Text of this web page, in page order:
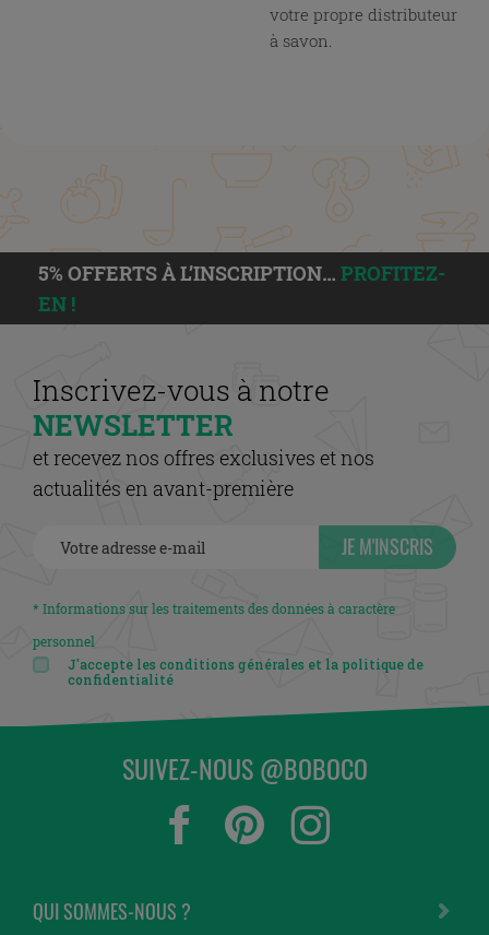
votre propre distributeur
à savon.
5% OFFERTS À L’INSCRIPTION… PROFITEZ-
EN !
Inscrivez-vous à notre
NEWSLETTER
et recevez nos offres exclusives et nos
actualités en avant-première
JE M'INSCRIS
* Informations sur les traitements des données à caractère
personnel
J'accepte les conditions générales et la politique de
confidentialité
QUI SOMMES-NOUS ?
SUIVEZ-NOUS @BOBOCO